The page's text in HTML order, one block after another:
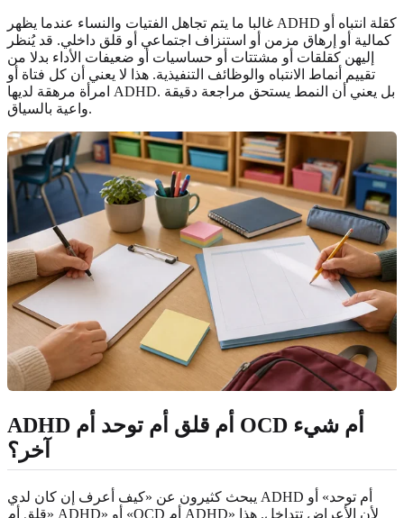
غالبا ما يتم تجاهل الفتيات والنساء عندما يظهر ADHD كقلة انتباه أو
كمالية أو إرهاق مزمن أو استنزاف اجتماعي أو قلق داخلي. قد يُنظر
إليهن كقلقات أو مشتتات أو حساسيات أو ضعيفات الأداء بدلا من
تقييم أنماط الانتباه والوظائف التنفيذية. هذا لا يعني أن كل فتاة أو
امرأة مرهقة لديها ADHD. بل يعني أن النمط يستحق مراجعة دقيقة
واعية بالسياق.
ADHD أم قلق أم توحد أم OCD أم شيء
آخر؟
يبحث كثيرون عن «كيف أعرف إن كان لدي ADHD أم توحد» أو
«قلق أم ADHD» أو «OCD أم ADHD» لأن الأعراض تتداخل. هذا